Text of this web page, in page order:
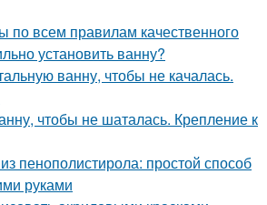
по всем правилам качественного
установить ванну?
ванну, чтобы не качалась.
чтобы не шаталась. Крепление к
пенополистирола: простой способ
руками